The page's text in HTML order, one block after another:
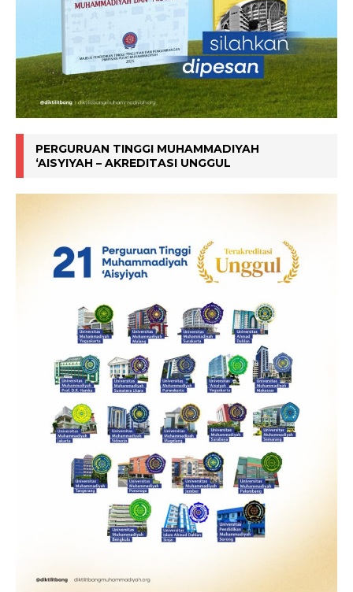
PERGURUAN TINGGI MUHAMMADIYAH
‘AISYIYAH – AKREDITASI UNGGUL